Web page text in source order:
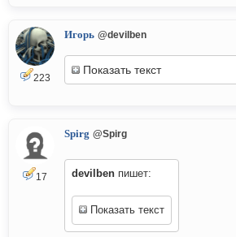
223
Игорь @devilben
Показать текст
17
Spirg @Spirg
devilben пишет:
Показать текст